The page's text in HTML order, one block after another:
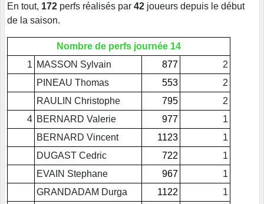
En tout, 172 perfs réalisés par 42 joueurs depuis le début
de la saison.
Nombre de perfs journée 14
1 MASSON Sylvain 877
2
PINEAU Thomas
553
2
RAULIN Christophe
795
2
4 BERNARD Valerie 977
1
BERNARD Vincent
1123
1
DUGAST Cedric
722
1
EVAIN Stephane
967
1
GRANDADAM Durga
1122
1